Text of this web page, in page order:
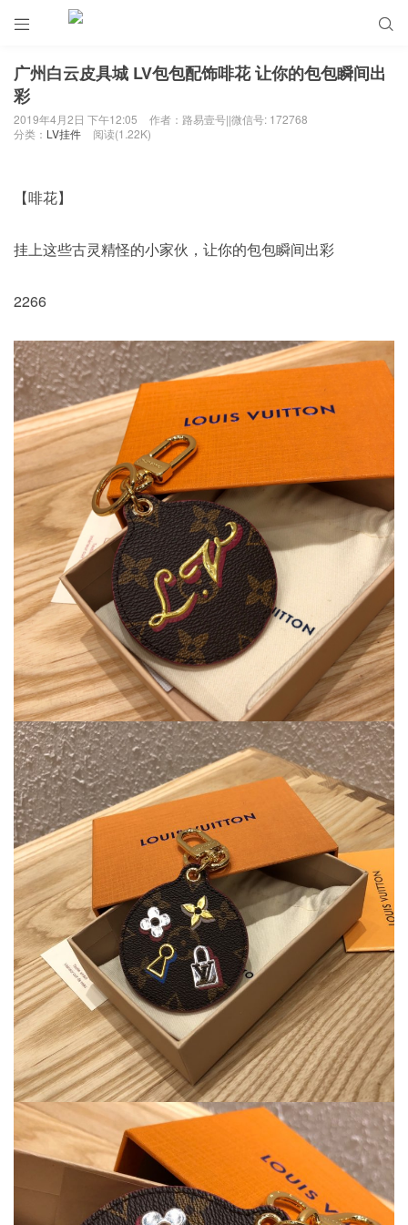
 
广州白云皮具城 LV包包配饰啡花 让你的包包瞬间出
彩
2019年4月2日 下午12:05
作者：路易壹号||微信号: 172768
分类： LV挂件 阅读(1.22K)
【啡花】
挂上这些古灵精怪的小家伙，让你的包包瞬间出彩
2266